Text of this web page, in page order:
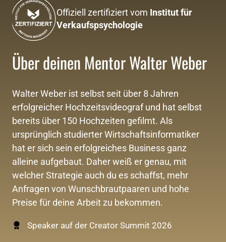
Offiziell zertifiziert vom Institut für
Verkaufspsychologie
Über deinen Mentor Walter Weber
Walter Weber ist selbst seit über 8 Jahren
erfolgreicher Hochzeitsvideograf und hat selbst
bereits über 150 Hochzeiten gefilmt. Als
ursprünglich studierter Wirtschaftsinformatiker
hat er sich sein erfolgreiches Business ganz
alleine aufgebaut. Daher weiß er genau, mit
welcher Strategie auch du es schaffst, mehr
Anfragen von Wunschbrautpaaren und hohe
Preise für deine Arbeit zu bekommen.
Speaker auf der Creator Summit 2026